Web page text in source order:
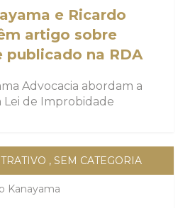
e Ricardo
artigo sobre
na RDA
Advocacia abordam a
de Improbidade
, SEM CATEGORIA
Kanayama